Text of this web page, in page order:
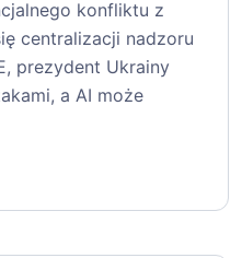
konfliktu z
centralizacji nadzoru
prezydent Ukrainy
a AI może